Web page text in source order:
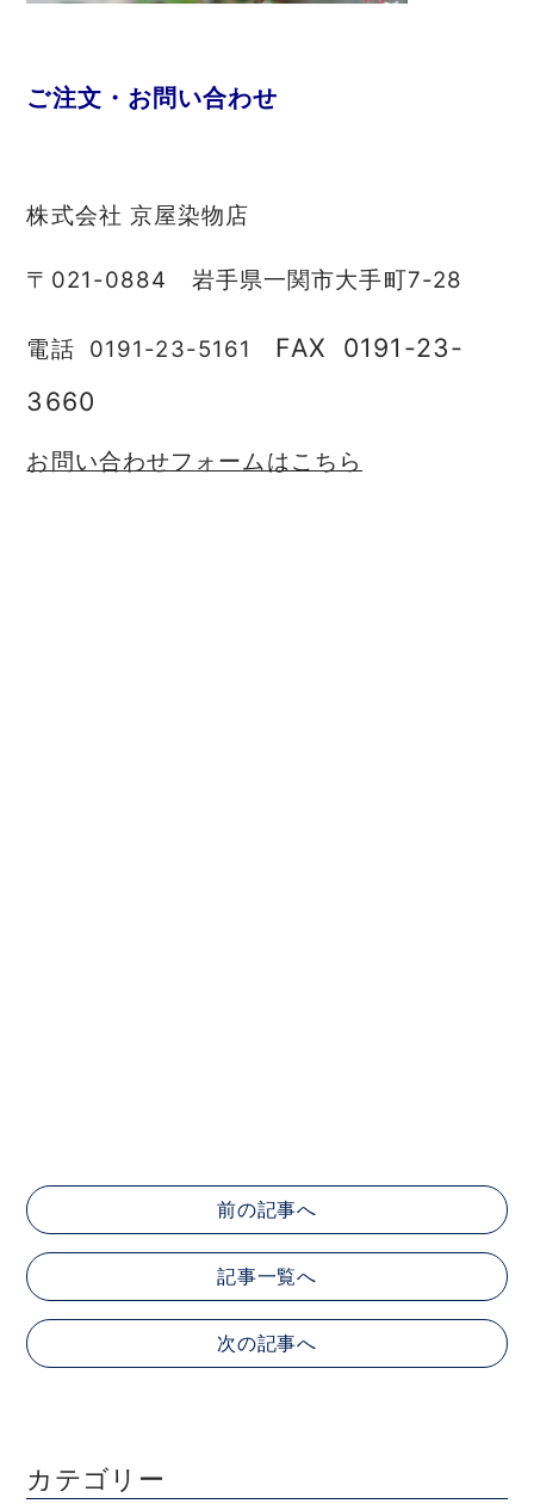
ご注文・お問い合わせ
株式会社 京屋染物店
〒021-0884 岩手県一関市大手町7-28
電話 0191-23-5161 FAX 0191-23-
3660
お問い合わせフォームはこちら
前の記事へ
記事一覧へ
次の記事へ
カテゴリー